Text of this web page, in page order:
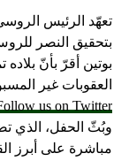
تعهّد الرئيس
بتحقيق النصر
بوتين أقرّ بأنّ
العقوبات غير
us on Twitter
وبُثّ الحفل، الذي
مباشرة على أبرز